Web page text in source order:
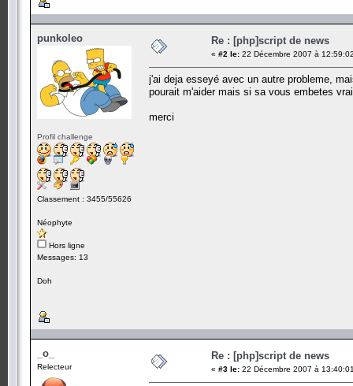
punkoleo
Profil challenge
Classement : 3455/55626
Néophyte
Hors ligne
Messages: 13
Doh
Re : [php]script de news
« #2 le: 22 Décembre 2007 à
j'ai deja esseyé avec un autre probleme,
pourait m'aider mais si sa vous embetes
merci
_o_
Relecteur
Re : [php]script de news
« #3 le: 22 Décembre 2007 à